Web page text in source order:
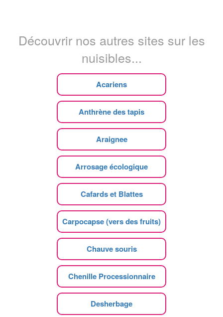
Découvrir nos autres sites sur les
nuisibles...
Acariens
Anthrène des tapis
Araignee
Arrosage écologique
Cafards et Blattes
Carpocapse (vers des fruits)
Chauve souris
Chenille Processionnaire
Desherbage